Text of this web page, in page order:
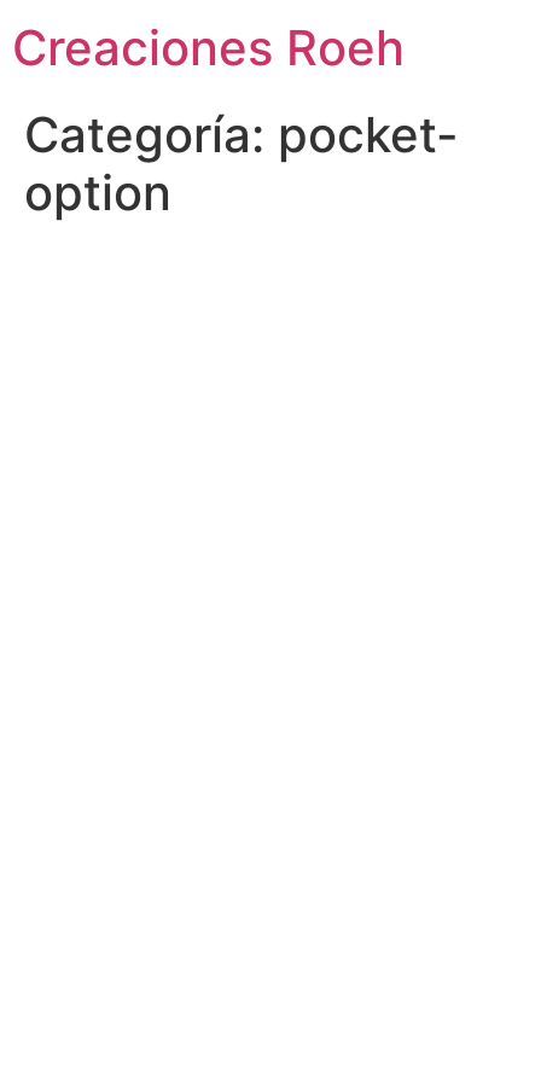
contenido
Creaciones Roeh
Categoría: pocket-
option